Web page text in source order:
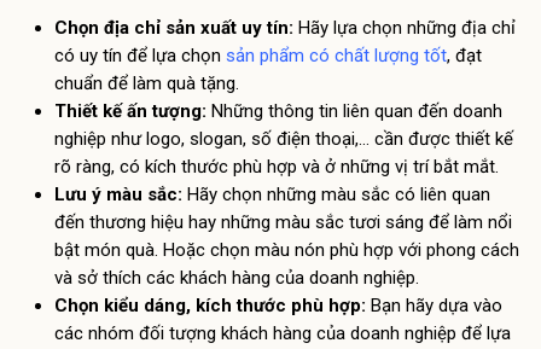
Chọn địa chỉ sản xuất uy tín: Hãy lựa chọn những địa chỉ
có uy tín để lựa chọn sản phẩm có chất lượng tốt, đạt
chuẩn để làm quà tặng.
Thiết kế ấn tượng: Những thông tin liên quan đến doanh
nghiệp như logo, slogan, số điện thoại,… cần được thiết kế
rõ ràng, có kích thước phù hợp và ở những vị trí bắt mắt.
Lưu ý màu sắc: Hãy chọn những màu sắc có liên quan
đến thương hiệu hay những màu sắc tươi sáng để làm nổi
bật món quà. Hoặc chọn màu nón phù hợp với phong cách
và sở thích các khách hàng của doanh nghiệp.
Chọn kiểu dáng, kích thước phù hợp: Bạn hãy dựa vào
các nhóm đối tượng khách hàng của doanh nghiệp để lựa